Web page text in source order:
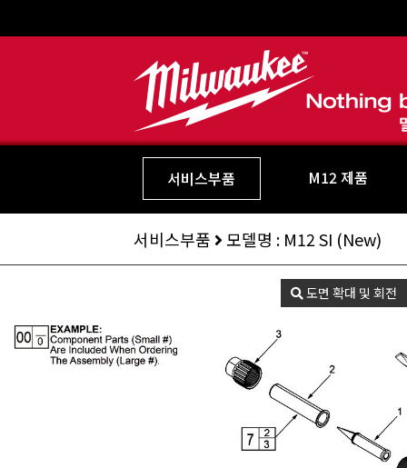
서비스부품 M12 제품
서비스부품 모델명 : M12 SI (New)
도면 확대 및 회전